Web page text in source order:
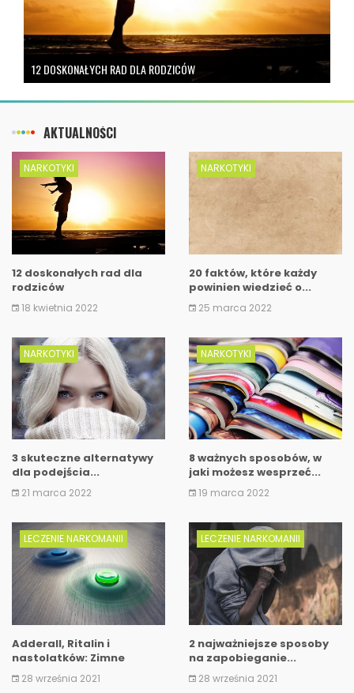
12 DOSKONAŁYCH RAD DLA RODZICÓW
AKTUALNOŚCI
NARKOTYKI
12 doskonałych rad dla
rodziców
18 kwietnia 2022
NARKOTYKI
20 faktów, które każdy
powinien wiedzieć o...
25 marca 2022
NARKOTYKI
3 skuteczne alternatywy
dla podejścia...
21 marca 2022
NARKOTYKI
8 ważnych sposobów, w
jaki możesz wesprzeć...
19 marca 2022
LECZENIE NARKOMANII
Adderall, Ritalin i
nastolatków: Zimne
twarde...
28 września 2021
LECZENIE NARKOMANII
2 najważniejsze sposoby
na zapobieganie...
28 września 2021